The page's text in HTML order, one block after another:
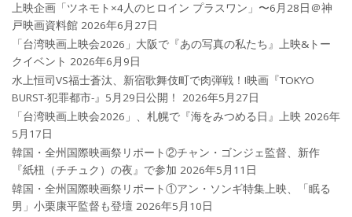
上映企画「ツネモト×4人のヒロイン プラスワン」〜6月28日＠神
戸映画資料館 2026年6月27日
「台湾映画上映会2026」大阪で『あの写真の私たち』上映&トー
クイベント 2026年6月9日
水上恒司VS福士蒼汰、新宿歌舞伎町で肉弾戦！!映画『TOKYO
BURST-犯罪都市-』5月29日公開！
2026年5月27日
「台湾映画上映会2026」、札幌で『海をみつめる日』上映 2026年
5月17日
韓国・全州国際映画祭リポート②チャン・ゴンジェ監督、新作
『紙杻（チチュク）の夜』で参加 2026年5月11日
韓国・全州国際映画祭リポート①アン・ソンギ特集上映、「眠る
男」小栗康平監督も登壇 2026年5月10日